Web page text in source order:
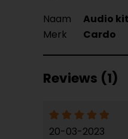
Naam Audio kit
Merk
Cardo
Reviews (1)
20-03-2023